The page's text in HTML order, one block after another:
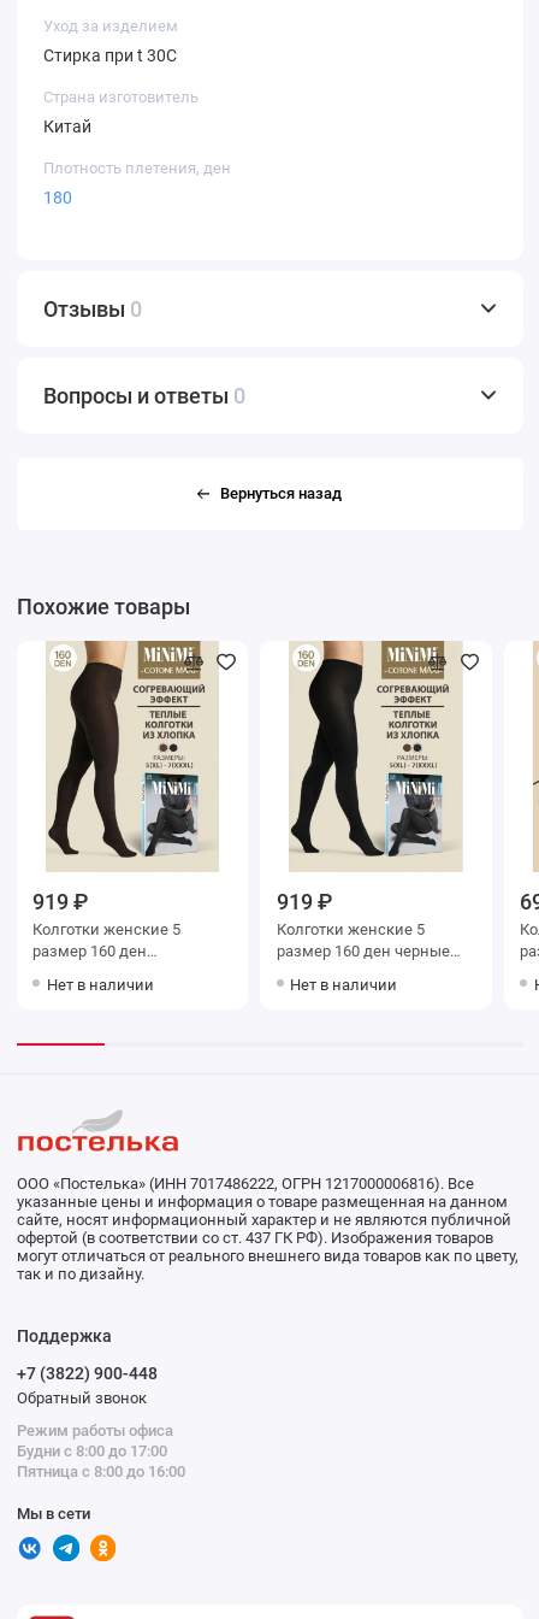
Уход за изделием
Стирка при t 30С
Страна изготовитель
Китай
Плотность плетения, ден
180
Отзывы 0
Вопросы и ответы 0
Вернуться назад
Похожие товары
919 ₽
Колготки женские 5
размер 160 ден
Нет в наличии
919 ₽
Колготки женские 5
размер 160 ден черные
Нет в наличии
ООО «Постелька» (ИНН 7017486222, ОГРН 1217000006816). Все
указанные цены и информация о товаре размещенная на данном
сайте, носят информационный характер и не являются публичной
офертой (в соответствии со ст. 437 ГК РФ). Изображения товаров
могут отличаться от реального внешнего вида товаров как по цвету,
так и по дизайну.
Поддержка
+7 (3822) 900-448
Обратный звонок
Режим работы офиса
Будни с 8:00 до 17:00
Пятница с 8:00 до 16:00
Мы в сети